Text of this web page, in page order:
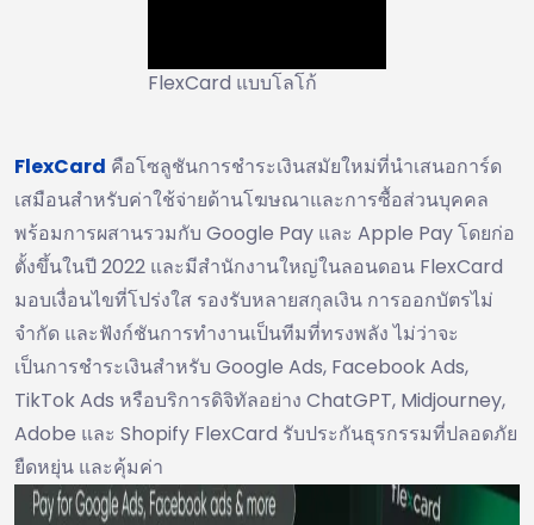
FlexCard แบบโลโก้
FlexCard คือโซลูชันการชำระเงินสมัยใหม่ที่นำเสนอการ์ด
เสมือนสำหรับค่าใช้จ่ายด้านโฆษณาและการซื้อส่วนบุคคล
พร้อมการผสานรวมกับ Google Pay และ Apple Pay โดยก่อ
ตั้งขึ้นในปี 2022 และมีสำนักงานใหญ่ในลอนดอน FlexCard
มอบเงื่อนไขที่โปร่งใส รองรับหลายสกุลเงิน การออกบัตรไม่
จำกัด และฟังก์ชันการทำงานเป็นทีมที่ทรงพลัง ไม่ว่าจะ
เป็นการชำระเงินสำหรับ Google Ads, Facebook Ads,
TikTok Ads หรือบริการดิจิทัลอย่าง ChatGPT, Midjourney,
Adobe และ Shopify FlexCard รับประกันธุรกรรมที่ปลอดภัย
ยืดหยุ่น และคุ้มค่า